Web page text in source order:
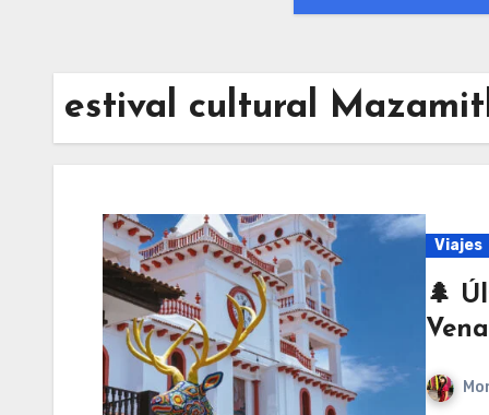
estival cultural
Viajes
🌲